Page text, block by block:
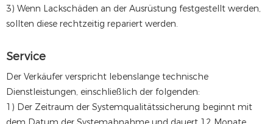
3) Wenn Lackschäden an der Ausrüstung festgestellt werden,
sollten diese rechtzeitig repariert werden.
Service
Der Verkäufer verspricht lebenslange technische
Dienstleistungen, einschließlich der folgenden:
1) Der Zeitraum der Systemqualitätssicherung beginnt mit